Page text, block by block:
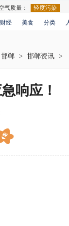
财经 美食 分类
邯郸 > 邯郸资讯 >
响应！